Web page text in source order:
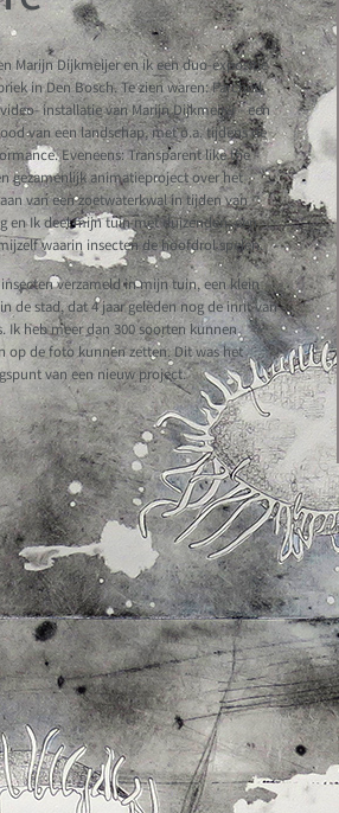
Marijn Dijkmeijer en ik een duo-expositie
in Den Bosch. Te zien waren: Parched,
installatie van Marijn Dijkmeijer - een
van een landschap, met o.a. tijdens de
Eveneens: Transparent like the
gezamenlijk animatieproject over het
van een zoetwaterkwal in tijden van
en Ik deel mijn tuin met duizenden, een
waarin insecten de hoofdrol spelen.
verzameld in mijn tuin, een klein
de stad, dat 4 jaar geleden nog de inrit van
Ik heb meer dan 300 soorten kunnen
op de foto kunnen zetten. Dit was het
van een nieuw project.